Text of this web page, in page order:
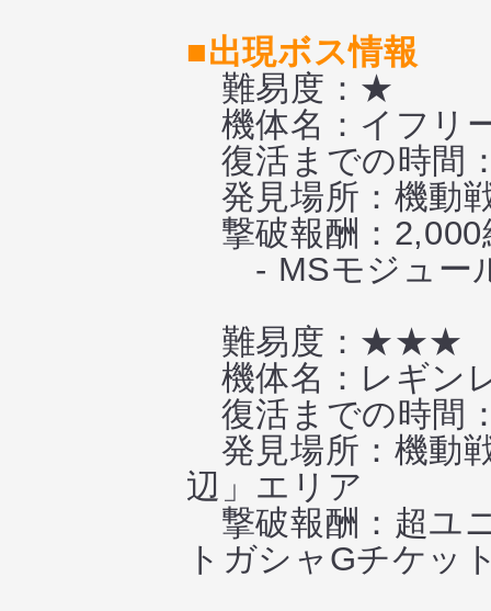
■出現ボス情報
難易度：★
機体名：イフリ
復活までの時間
発見場所：機動
撃破報酬：2,000
- MSモジュー
難易度：★★★
機体名：レギン
復活までの時間
発見場所：機動
辺」エリア
撃破報酬：超ユ
トガシャGチケッ